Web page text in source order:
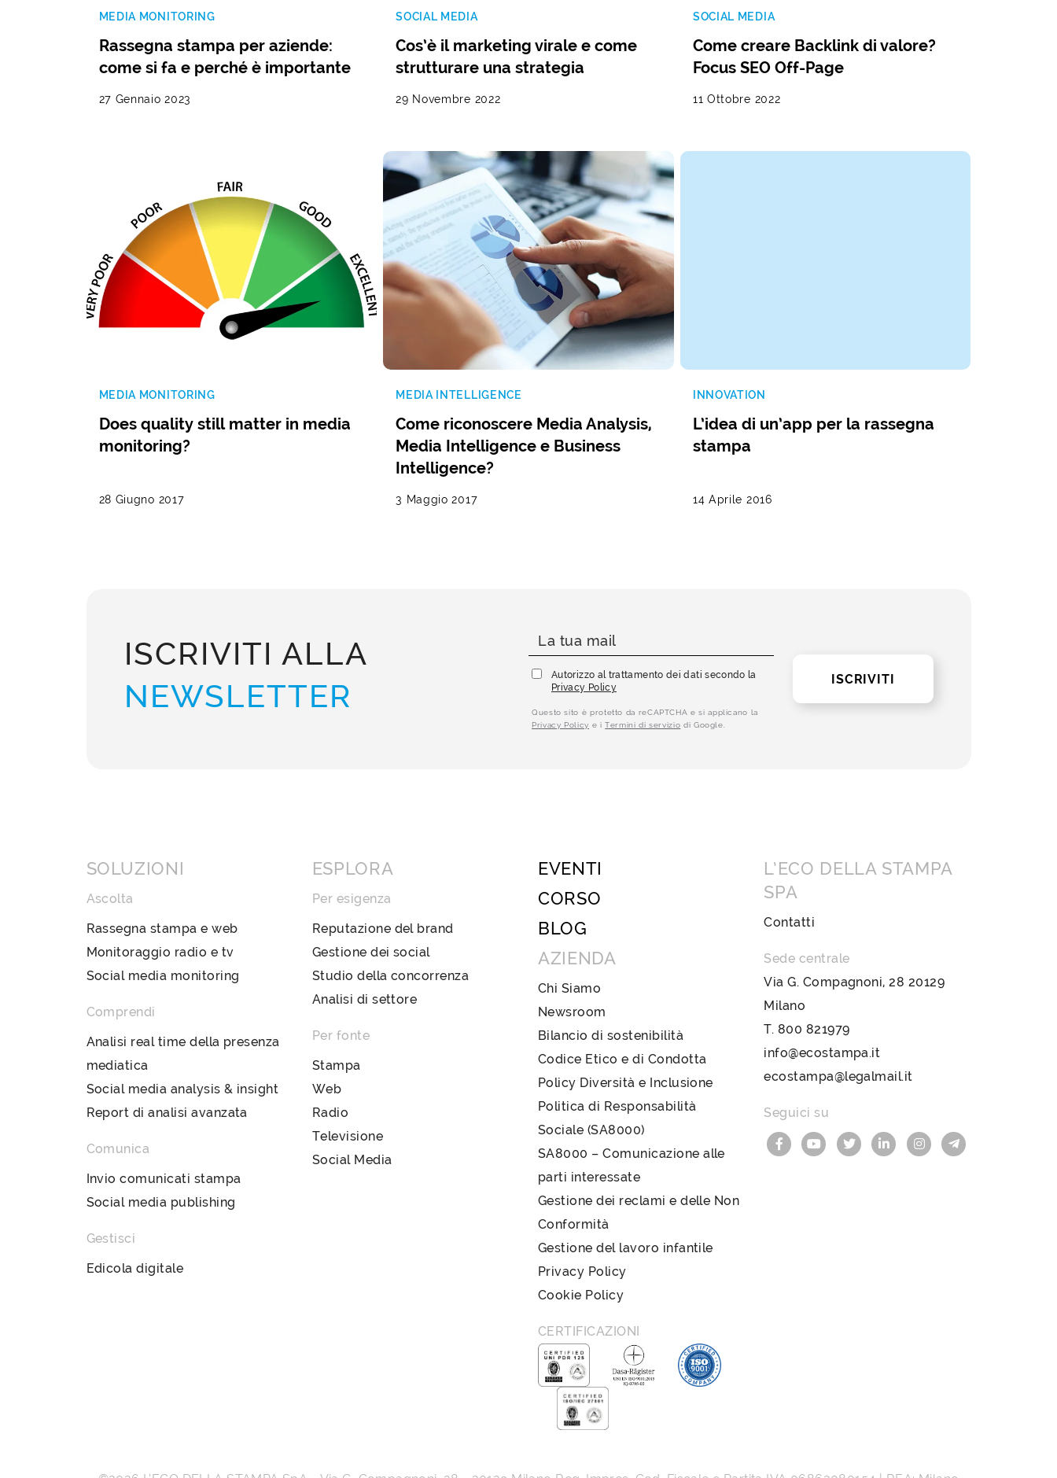
MEDIA MONITORING
Rassegna stampa per aziende:
come si fa e perché è importante
27 Gennaio 2023
SOCIAL MEDIA
Cos’è il marketing virale e come
strutturare una strategia
29 Novembre 2022
SOCIAL MEDIA
Come creare Backlink di valore?
Focus SEO Off-Page
11 Ottobre 2022
MEDIA MONITORING
Does quality still matter in media
monitoring?
28 Giugno 2017
MEDIA INTELLIGENCE
Come riconoscere Media Analysis,
Media Intelligence e Business
Intelligence?
3 Maggio 2017
INNOVATION
L’idea di un’app per la rassegna
stampa
14 Aprile 2016
ISCRIVITI ALLA
NEWSLETTER
Autorizzo al trattamento dei dati secondo la
Privacy Policy
Questo sito è protetto da reCAPTCHA e si applicano la
Privacy Policy e iTermini di servizio di Google.
ISCRIVITI
SOLUZIONI
Ascolta
Rassegna stampa e web
Monitoraggio radio e tv
Social media monitoring
Comprendi
Analisi real time della presenza
mediatica
Social media analysis & insight
Report di analisi avanzata
Comunica
Invio comunicati stampa
Social media publishing
Gestisci
Edicola digitale
ESPLORA
Per esigenza
Reputazione del brand
Gestione dei social
Studio della concorrenza
Analisi di settore
Per fonte
Stampa
Web
Radio
Televisione
Social Media
EVENTI
CORSO
BLOG
AZIENDA
Chi Siamo
Newsroom
Bilancio di sostenibilità
Codice Etico e di Condotta
Policy Diversità e Inclusione
Politica di Responsabilità
Sociale (SA8000)
SA8000 – Comunicazione alle
parti interessate
Gestione dei reclami e delle Non
Conformità
Gestione del lavoro infantile
Privacy Policy
Cookie Policy
CERTIFICAZIONI
L’ECO DELLA STAMPA
SPA
Contatti
Sede centrale
Via G. Compagnoni, 28 20129
Milano
T. 800 821979
info@ecostampa.it
ecostampa@legalmail.it
Seguici su